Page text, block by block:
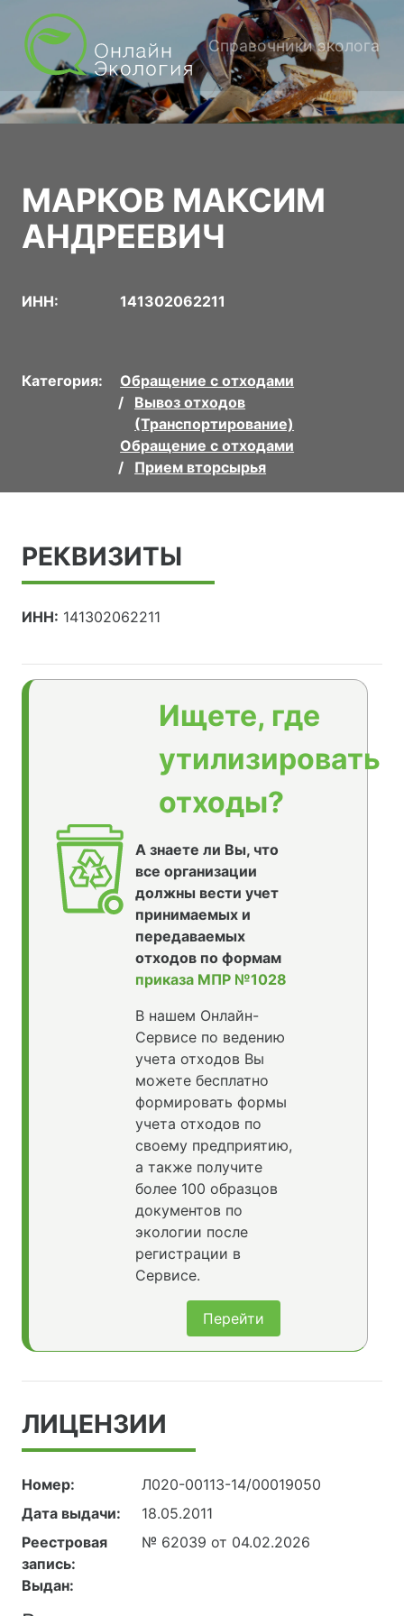
Справочники эколога
МАРКОВ МАКСИМ
АНДРЕЕВИЧ
ИНН: 141302062211
Категория:
Обращение с отходами
Вывоз отходов
(Транспортирование)
Обращение с отходами
Прием вторсырья
РЕКВИЗИТЫ
ИНН: 141302062211
Ищете, где
утилизировать
отходы?
А знаете ли Вы, что
все организации
должны вести учет
принимаемых и
передаваемых
отходов по формам
приказа МПР №1028
В нашем Онлайн-
Сервисе по ведению
учета отходов Вы
можете бесплатно
формировать формы
учета отходов по
своему предприятию,
а также получите
более 100 образцов
документов по
экологии после
регистрации в
Сервисе.
Перейти
ЛИЦЕНЗИИ
Номер:
Л020-00113-14/00019050
Дата выдачи:
18.05.2011
Реестровая
запись:
№ 62039 от 04.02.2026
Выдан: